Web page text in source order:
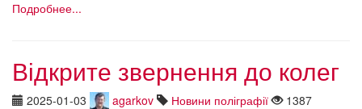
Подробнее...
Відкрите звернення до колег
2025-01-03 agarkov Новини поліграфії
1387